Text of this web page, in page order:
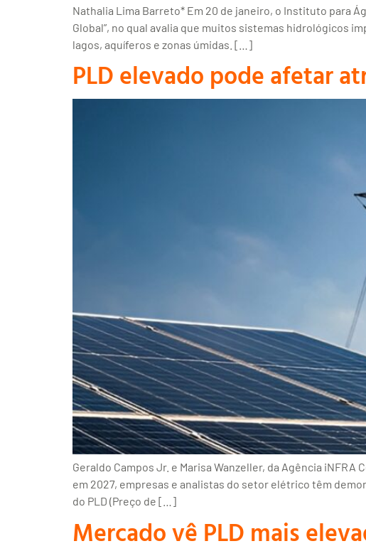
Nathalia Lima Barreto* Em 20 de janeiro, o Instituto para
Global”, no qual avalia que muitos sistemas hidrológicos
lagos, aquíferos e zonas úmidas. […]
PLD elevado pode afetar
Geraldo Campos Jr. e Marisa Wanzeller, da Agência
em 2027, empresas e analistas do setor elétrico têm
do PLD (Preço de […]
Mercado vê PLD mais